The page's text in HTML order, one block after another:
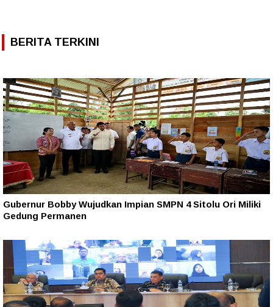
BERITA TERKINI
Gubernur Bobby Wujudkan Impian SMPN 4 Sitolu Ori Miliki
Gedung Permanen